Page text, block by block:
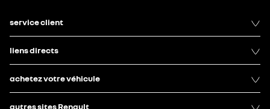
service client
liens directs
achetez votre véhicule
autres sites Renault